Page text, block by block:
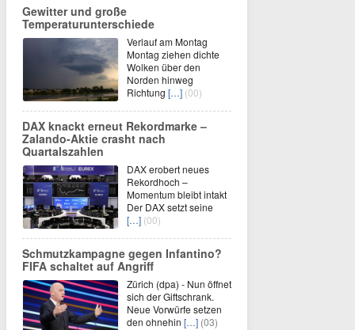
Gewitter und große
Temperaturunterschiede
Verlauf am Montag
Montag ziehen dichte
Wolken über den
Norden hinweg
Richtung […] (00)
DAX knackt erneut Rekordmarke –
Zalando-Aktie crasht nach
Quartalszahlen
DAX erobert neues
Rekordhoch –
Momentum bleibt intakt
Der DAX setzt seine
[…] (00)
Schmutzkampagne gegen Infantino?
FIFA schaltet auf Angriff
Zürich (dpa) - Nun öffnet
sich der Giftschrank.
Neue Vorwürfe setzen
den ohnehin […] (03)